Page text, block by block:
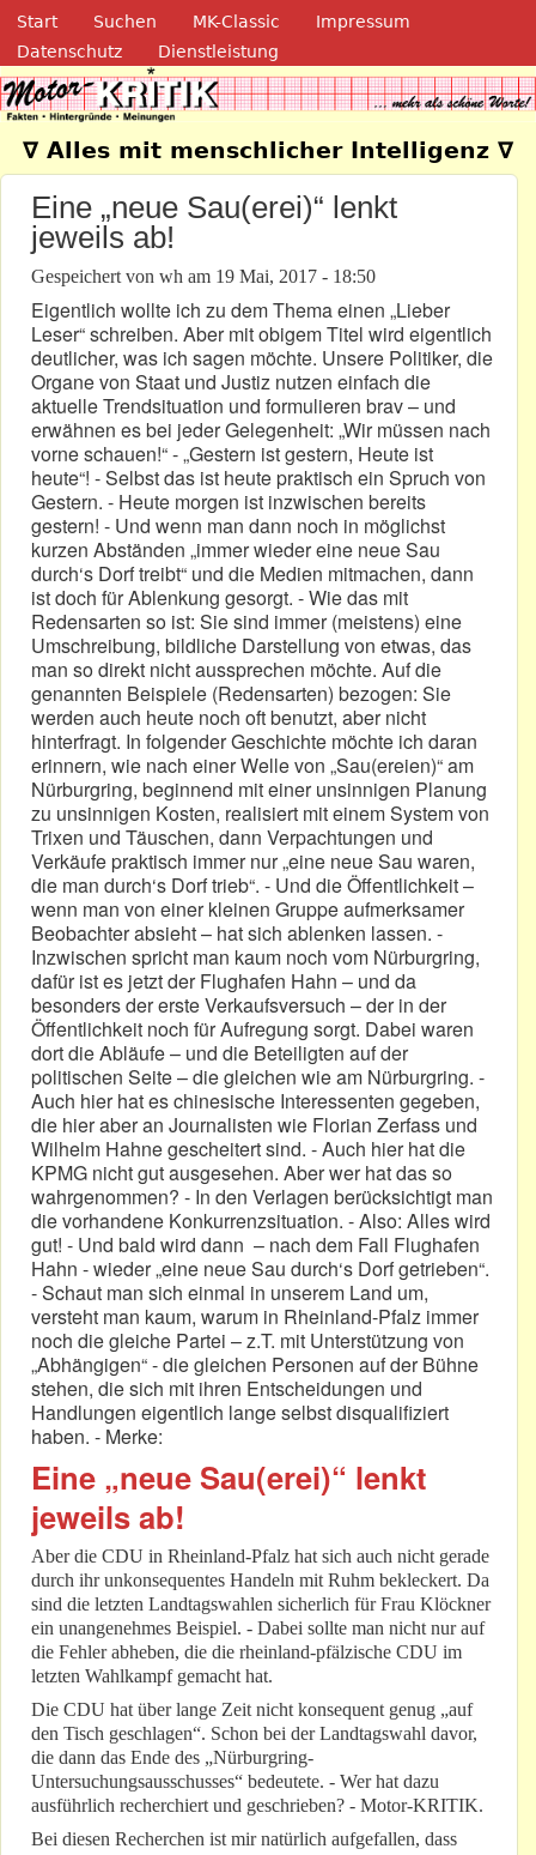
Direkt zum Inhalt
Navigation
Start Suchen MK-Classic
Impressum
Datenschutz
Dienstleistung
Motor-Kritik.de
∇ Alles mit menschlicher Intelligenz ∇
Eine „neue Sau(erei)“ lenkt
jeweils ab!
Gespeichert von wh am 19 Mai, 2017 - 18:50
Eigentlich wollte ich zu dem Thema einen „Lieber
Leser“ schreiben. Aber mit obigem Titel wird eigentlich
deutlicher, was ich sagen möchte. Unsere Politiker, die
Organe von Staat und Justiz nutzen einfach die
aktuelle Trendsituation und formulieren brav – und
erwähnen es bei jeder Gelegenheit: „Wir müssen nach
vorne schauen!“ - „Gestern ist gestern, Heute ist
heute“! - Selbst das ist heute praktisch ein Spruch von
Gestern. - Heute morgen ist inzwischen bereits
gestern! - Und wenn man dann noch in möglichst
kurzen Abständen „immer wieder eine neue Sau
durch‘s Dorf treibt“ und die Medien mitmachen, dann
ist doch für Ablenkung gesorgt. - Wie das mit
Redensarten so ist: Sie sind immer (meistens) eine
Umschreibung, bildliche Darstellung von etwas, das
man so direkt nicht aussprechen möchte. Auf die
genannten Beispiele (Redensarten) bezogen: Sie
werden auch heute noch oft benutzt, aber nicht
hinterfragt. In folgender Geschichte möchte ich daran
erinnern, wie nach einer Welle von „Sau(ereien)“ am
Nürburgring, beginnend mit einer unsinnigen Planung
zu unsinnigen Kosten, realisiert mit einem System von
Trixen und Täuschen, dann Verpachtungen und
Verkäufe praktisch immer nur „eine neue Sau waren,
die man durch‘s Dorf trieb“. - Und die Öffentlichkeit –
wenn man von einer kleinen Gruppe aufmerksamer
Beobachter absieht – hat sich ablenken lassen. -
Inzwischen spricht man kaum noch vom Nürburgring,
dafür ist es jetzt der Flughafen Hahn – und da
besonders der erste Verkaufsversuch – der in der
Öffentlichkeit noch für Aufregung sorgt. Dabei waren
dort die Abläufe – und die Beteiligten auf der
politischen Seite – die gleichen wie am Nürburgring. -
Auch hier hat es chinesische Interessenten gegeben,
die hier aber an Journalisten wie Florian Zerfass und
Wilhelm Hahne gescheitert sind. - Auch hier hat die
KPMG nicht gut ausgesehen. Aber wer hat das so
wahrgenommen? - In den Verlagen berücksichtigt man
die vorhandene Konkurrenzsituation. - Also: Alles wird
gut! - Und bald wird dann – nach dem Fall Flughafen
Hahn - wieder „eine neue Sau durch‘s Dorf getrieben“.
- Schaut man sich einmal in unserem Land um,
versteht man kaum, warum in Rheinland-Pfalz immer
noch die gleiche Partei – z.T. mit Unterstützung von
„Abhängigen“ - die gleichen Personen auf der Bühne
stehen, die sich mit ihren Entscheidungen und
Handlungen eigentlich lange selbst disqualifiziert
haben. - Merke:
Eine „neue Sau(erei)“ lenkt
jeweils ab!
Aber die CDU in Rheinland-Pfalz hat sich auch nicht gerade
durch ihr unkonsequentes Handeln mit Ruhm bekleckert. Da
sind die letzten Landtagswahlen sicherlich für Frau Klöckner
ein unangenehmes Beispiel. - Dabei sollte man nicht nur auf
die Fehler abheben, die die rheinland-pfälzische CDU im
letzten Wahlkampf gemacht hat.
Die CDU hat über lange Zeit nicht konsequent genug „auf
den Tisch geschlagen“. Schon bei der Landtagswahl davor,
die dann das Ende des „Nürburgring-
Untersuchungsausschusses“ bedeutete. - Wer hat dazu
ausführlich recherchiert und geschrieben? - Motor-KRITIK.
Bei diesen Recherchen ist mir natürlich aufgefallen, dass